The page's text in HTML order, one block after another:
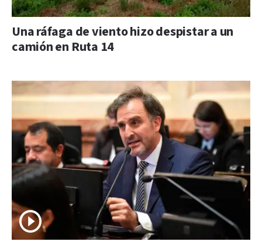
Una ráfaga de viento hizo despistar a un
camión en Ruta 14